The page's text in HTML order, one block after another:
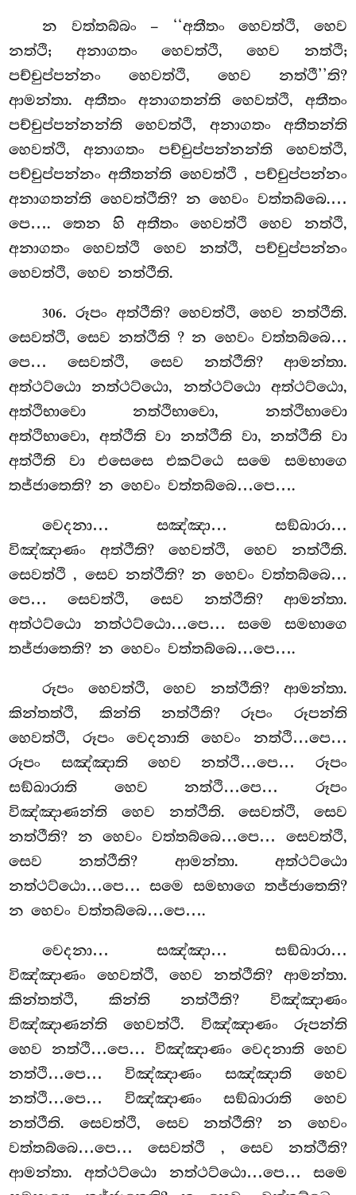
න වත්තබ්බං – ‘‘අතීතං හෙවත්ථි, හෙව
නත්ථි; අනාගතං හෙවත්ථි, හෙව නත්ථි;
පච්චුප්පන්නං හෙවත්ථි, හෙව නත්ථී’’ති?
ආමන්තා. අතීතං අනාගතන්ති හෙවත්ථි, අතීතං
පච්චුප්පන්නන්ති හෙවත්ථි, අනාගතං අතීතන්ති
හෙවත්ථි, අනාගතං පච්චුප්පන්නන්ති හෙවත්ථි,
පච්චුප්පන්නං අතීතන්ති හෙවත්ථි , පච්චුප්පන්නං
අනාගතන්ති හෙවත්ථීති? න හෙවං වත්තබ්බෙ.…
පෙ…. තෙන හි අතීතං හෙවත්ථි හෙව නත්ථි,
අනාගතං හෙවත්ථි හෙව නත්ථි, පච්චුප්පන්නං
හෙවත්ථි, හෙව නත්ථීති.
306. රූපං අත්ථීති? හෙවත්ථි, හෙව නත්ථීති.
සෙවත්ථි, සෙව නත්ථීති ? න හෙවං වත්තබ්බෙ…
පෙ… සෙවත්ථි, සෙව නත්ථීති? ආමන්තා.
අත්ථට්ඨො නත්ථට්ඨො, නත්ථට්ඨො අත්ථට්ඨො,
අත්ථිභාවො නත්ථිභාවො, නත්ථිභාවො
අත්ථිභාවො, අත්ථීති වා නත්ථීති වා, නත්ථීති වා
අත්ථීති වා එසෙසෙ එකට්ඨෙ සමෙ සමභාගෙ
තජ්ජාතෙති? න හෙවං වත්තබ්බෙ…පෙ….
වෙදනා… සඤ්ඤා… සඞ්ඛාරා…
විඤ්ඤාණං අත්ථීති? හෙවත්ථි, හෙව නත්ථීති.
සෙවත්ථි, සෙව නත්ථීති? න හෙවං වත්තබ්බෙ…
පෙ… සෙවත්ථි, සෙව නත්ථීති? ආමන්තා.
අත්ථට්ඨො නත්ථට්ඨො…පෙ… සමෙ සමභාගෙ
තජ්ජාතෙති? න හෙවං වත්තබ්බෙ…පෙ….
රූපං හෙවත්ථි, හෙව නත්ථීති? ආමන්තා.
කින්තත්ථි, කින්ති නත්ථීති? රූපං රූපන්ති
හෙවත්ථි, රූපං වෙදනාති හෙවං නත්ථි…පෙ…
රූපං සඤ්ඤාති හෙව නත්ථි…පෙ… රූපං
සඞ්ඛාරාති හෙව නත්ථි…පෙ… රූපං
විඤ්ඤාණන්ති හෙව නත්ථීති. සෙවත්ථි, සෙව
නත්ථීති? න හෙවං වත්තබ්බෙ…පෙ… සෙවත්ථි,
සෙව නත්ථීති? ආමන්තා. අත්ථට්ඨො
නත්ථට්ඨො…පෙ… සමෙ සමභාගෙ තජ්ජාතෙති?
න හෙවං වත්තබ්බෙ…පෙ….
වෙදනා… සඤ්ඤා… සඞ්ඛාරා…
විඤ්ඤාණං හෙවත්ථි, හෙව නත්ථීති? ආමන්තා.
කින්තත්ථි, කින්ති නත්ථීති? විඤ්ඤාණං
විඤ්ඤාණන්ති හෙවත්ථි. විඤ්ඤාණං රූපන්ති
හෙව නත්ථි…පෙ… විඤ්ඤාණං වෙදනාති හෙව
නත්ථි…පෙ… විඤ්ඤාණං සඤ්ඤාති හෙව
නත්ථි…පෙ… විඤ්ඤාණං සඞ්ඛාරාති හෙව
නත්ථීති. සෙවත්ථි, සෙව නත්ථීති? න හෙවං
වත්තබ්බෙ…පෙ… සෙවත්ථි , සෙව නත්ථීති?
ආමන්තා. අත්ථට්ඨො නත්ථට්ඨො…පෙ… සමෙ